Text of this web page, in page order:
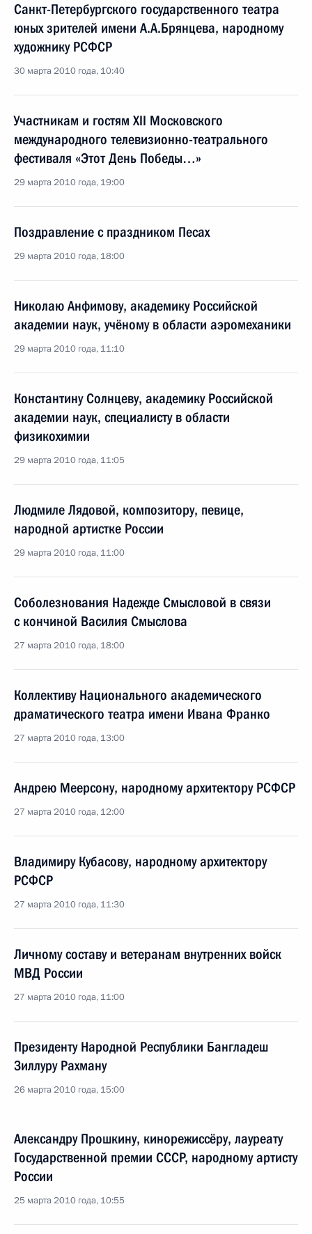
Санкт-Петербургского государственного театра
юных зрителей имени А.А.Брянцева, народному
художнику РСФСР
30 марта 2010 года, 10:40
Участникам и гостям XII Московского
международного телевизионно-театрального
фестиваля «Этот День Победы…»
29 марта 2010 года, 19:00
Поздравление с праздником Песах
29 марта 2010 года, 18:00
Николаю Анфимову, академику Российской
академии наук, учёному в области аэромеханики
29 марта 2010 года, 11:10
Константину Солнцеву, академику Российской
академии наук, специалисту в области
физикохимии
29 марта 2010 года, 11:05
Людмиле Лядовой, композитору, певице,
народной артистке России
29 марта 2010 года, 11:00
Соболезнования Надежде Смысловой в связи
с кончиной Василия Смыслова
27 марта 2010 года, 18:00
Коллективу Национального академического
драматического театра имени Ивана Франко
27 марта 2010 года, 13:00
Андрею Меерсону, народному архитектору РСФСР
27 марта 2010 года, 12:00
Владимиру Кубасову, народному архитектору
РСФСР
27 марта 2010 года, 11:30
Личному составу и ветеранам внутренних войск
МВД России
27 марта 2010 года, 11:00
Президенту Народной Республики Бангладеш
Зиллуру Рахману
26 марта 2010 года, 15:00
Александру Прошкину, кинорежиссёру, лауреату
Государственной премии СССР, народному артисту
России
25 марта 2010 года, 10:55